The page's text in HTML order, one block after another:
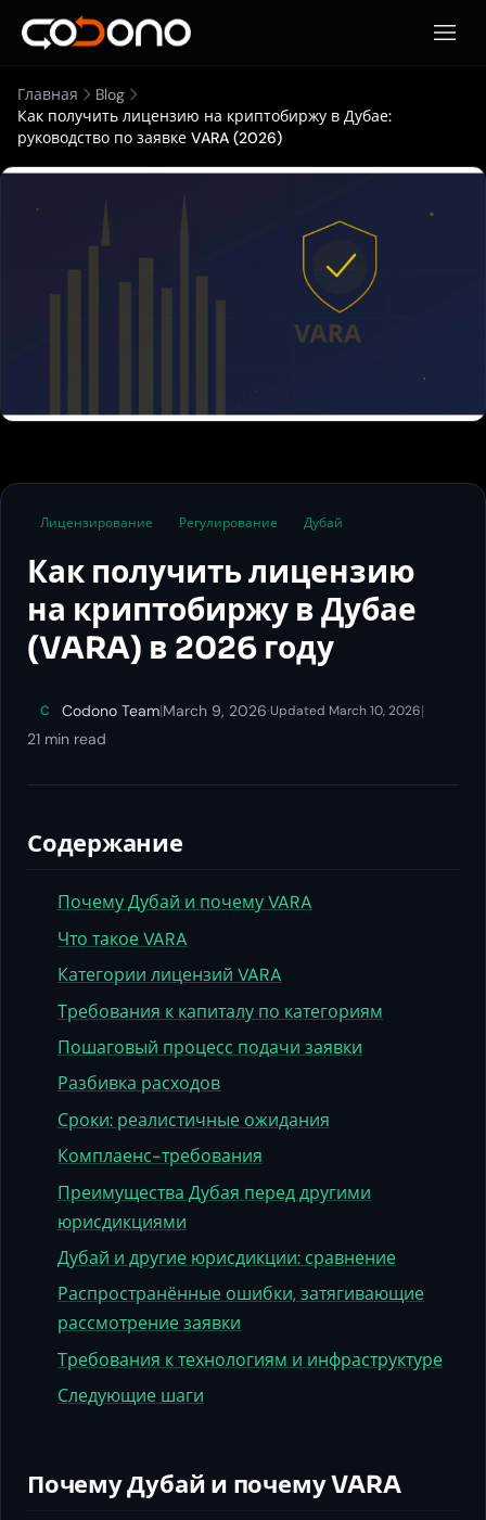
Главная
Blog
Как получить лицензию на криптобиржу в Дубае:
руководство по заявке VARA (2026)
Лицензирование Регулирование Дубай
Как получить лицензию
на криптобиржу в Дубае
(VARA) в 2026 году
C Codono Team|March 9, 2026·Updated March 10, 2026|
21 min read
Содержание
Почему Дубай и почему VARA
Что такое VARA
Категории лицензий VARA
Требования к капиталу по категориям
Пошаговый процесс подачи заявки
Разбивка расходов
Сроки: реалистичные ожидания
Комплаенс-требования
Преимущества Дубая перед другими
юрисдикциями
Дубай и другие юрисдикции: сравнение
Распространённые ошибки, затягивающие
рассмотрение заявки
Требования к технологиям и инфраструктуре
Следующие шаги
Почему Дубай и почему VARA